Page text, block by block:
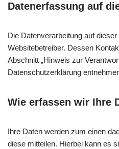
Datenerfassung auf
Die Datenverarbeitung auf
Websitebetreiber. Dessen
Abschnitt „Hinweis zur
Datenschutzerklärung
Wie erfassen wir Ihre
Ihre Daten werden zum einen
diese mitteilen. Hierbei kann es